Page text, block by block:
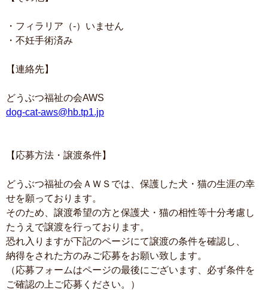
・フィラリア（-）いません
・不妊手術済み
【連絡先】
どうぶつ福祉の会AWS
dog-cat-aws@hb.tp1.jp
【応募方法・譲渡条件】
どうぶつ福祉の会ＡＷＳでは、保護した犬・猫の生涯の幸
せを願っております。
そのため、譲渡希望の方と保護犬・猫の相性等十分考慮し
たうえで譲渡を行っております。
恐れ入りますが下記のページにて譲渡の条件を確認し、
納得をされた方のみご応募をお願い致します。
（応募フォームはページの最後にございます、必ず条件を
ご確認の上ご応募ください。）